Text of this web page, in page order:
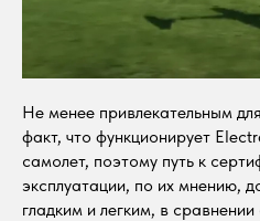
Не менее привлекательным
факт, что функционирует
самолет, поэтому путь к
эксплуатации, по их мнению,
гладким и легким, в сравнении